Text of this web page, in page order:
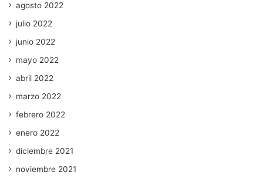
agosto 2022
julio 2022
junio 2022
mayo 2022
abril 2022
marzo 2022
febrero 2022
enero 2022
diciembre 2021
noviembre 2021